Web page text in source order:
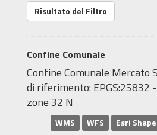
Risultato del Filtro
Confine Comunale
Confine Comunale Mercato
di riferimento: EPGS:25832
zone 32 N
WMS WFS Esri Shape